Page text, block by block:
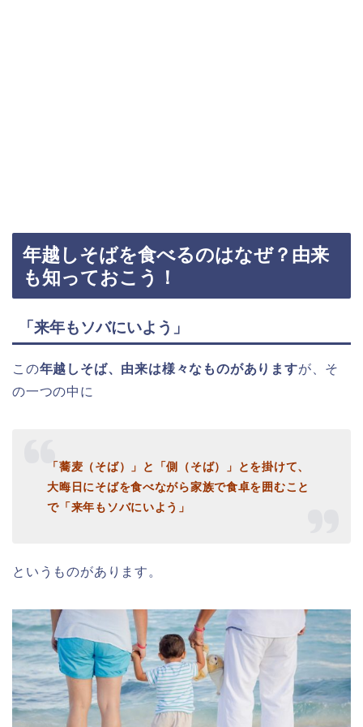
年越しそばを食べるのはなぜ？由来
も知っておこう！
「来年もソバにいよう」
この年越しそば、由来は様々なものがありますが、そ
の一つの中に
「蕎麦（そば）」と「側（そば）」とを掛けて、
大晦日にそばを食べながら家族で食卓を囲むこと
で「来年もソバにいよう」
というものがあります。